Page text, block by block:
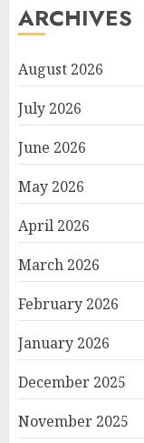
ARCHIVES
August 2026
July 2026
June 2026
May 2026
April 2026
March 2026
February 2026
January 2026
December 2025
November 2025